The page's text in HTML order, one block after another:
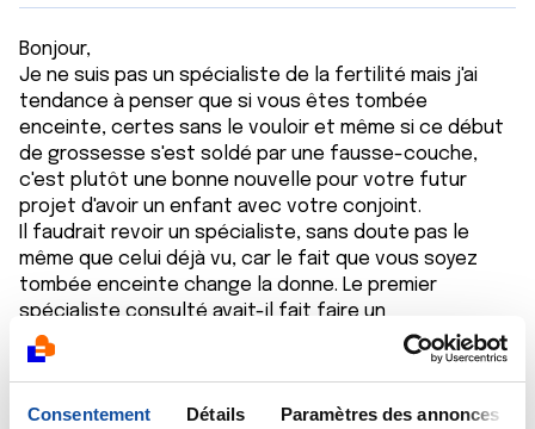
Consentement Détails Paramètres des annonces
Bonjour,
Je ne suis pas un spécialiste de la fertilité mais j'ai
tendance à penser que si vous êtes tombée
enceinte, certes sans le vouloir et même si ce début
de grossesse s'est soldé par une fausse-couche,
c'est plutôt une bonne nouvelle pour votre futur
projet d'avoir un enfant avec votre conjoint.
Il faudrait revoir un spécialiste, sans doute pas le
même que celui déjà vu, car le fait que vous soyez
tombée enceinte change la donne. Le premier
spécialiste consulté avait-il fait faire un
spermogramme ? Car c'est tout de même l'examen de
base afin d'évaluer la qualité du sperme de votre
Bien cordialement